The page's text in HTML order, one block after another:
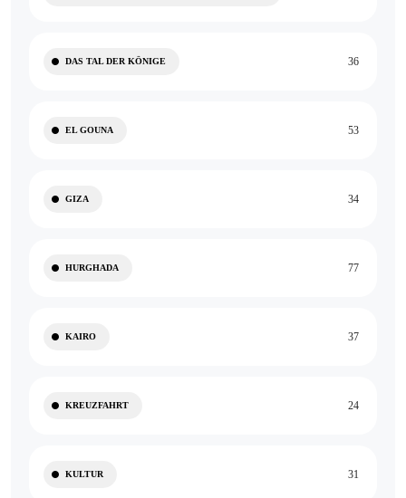
DAS TAL DER KÖNIGE 36
EL GOUNA 53
GIZA 34
HURGHADA 77
KAIRO 37
KREUZFAHRT 24
KULTUR 31